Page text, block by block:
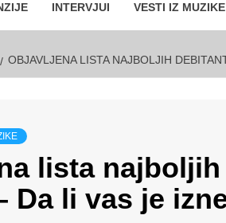
INTERVJUI VESTI IZ MUZIKE
OBJAVLJENA LISTA NAJBOLJIH
lista
Da li vas je